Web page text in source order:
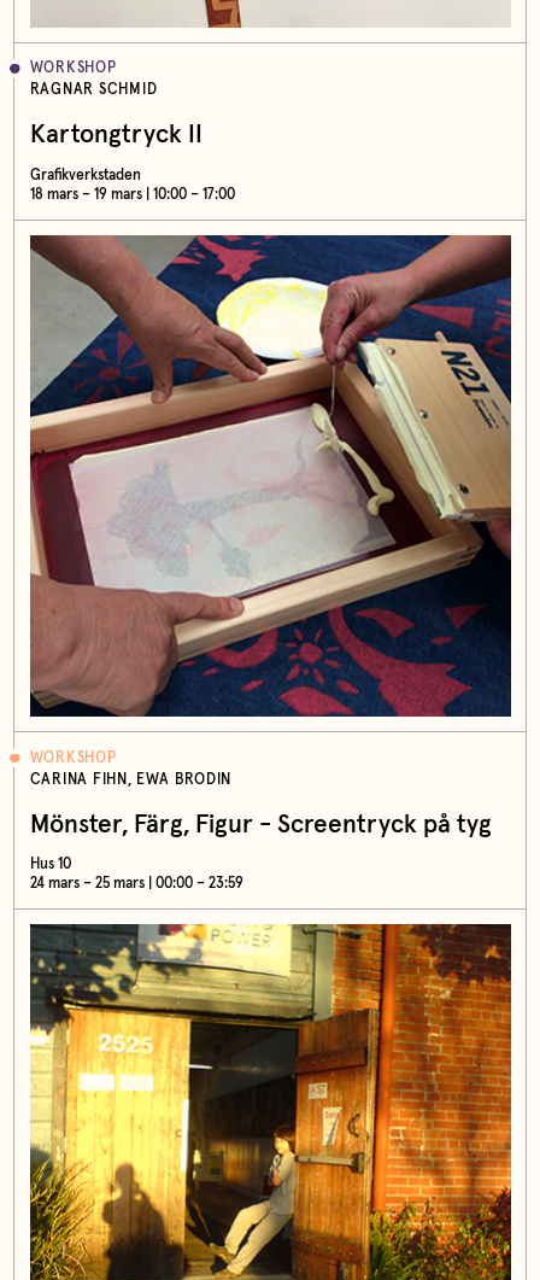
WORKSHOP
RAGNAR SCHMID
Kartongtryck II
Grafikverkstaden
18 mars – 19 mars | 10:00 – 17:00
WORKSHOP
CARINA FIHN, EWA BRODIN
Mönster, Färg, Figur - Screentryck på tyg
Hus 10
24 mars – 25 mars | 00:00 – 23:59